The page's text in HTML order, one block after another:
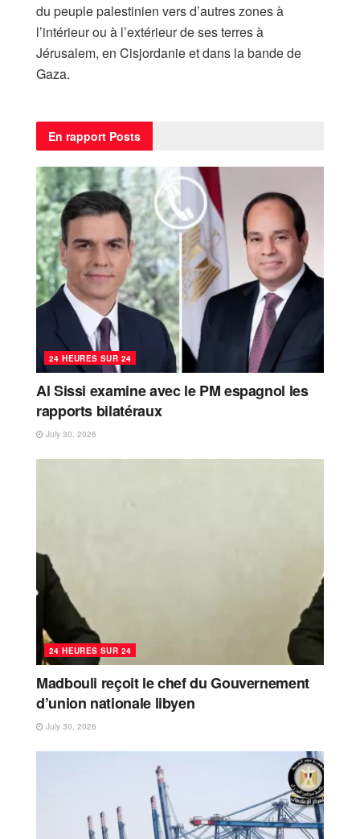
du peuple palestinien vers d’autres zones à
l’intérieur ou à l’extérieur de ses terres à
Jérusalem, en Cisjordanie et dans la bande de
Gaza.
En rapport Posts
24 HEURES SUR 24
Al Sissi examine avec le PM espagnol les
rapports bilatéraux
July 30, 2026
24 HEURES SUR 24
Madbouli reçoit le chef du Gouvernement
d’union nationale libyen
July 30, 2026